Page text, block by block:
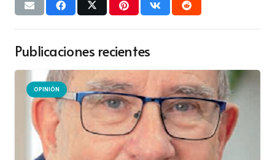
Publicaciones recientes
OPINIÓN